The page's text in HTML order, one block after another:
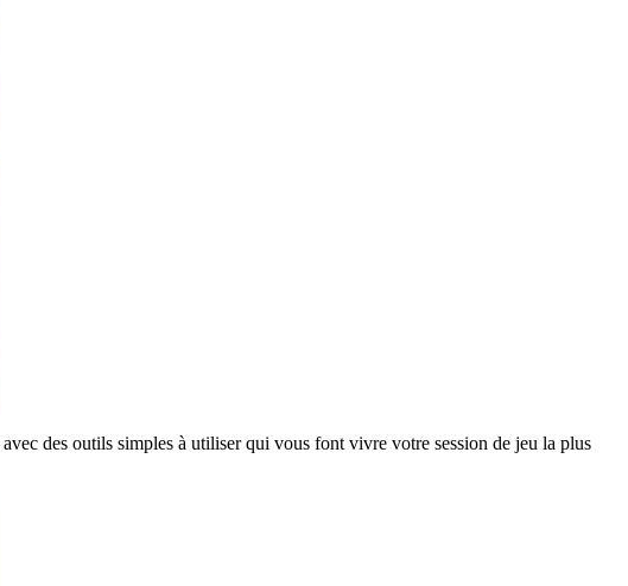
avec des outils simples à utiliser qui vous font vivre votre session de jeu la plus